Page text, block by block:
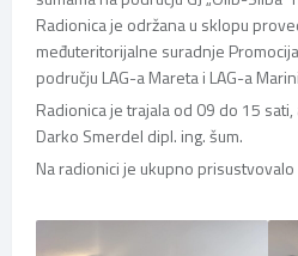
Radionica je održana u sklopu
međuteritorijalne suradnje
području LAG-a Mareta i LAG-a
Radionica je trajala od 09 do 15
Darko Smerdel dipl. ing. šum.
Na radionici je ukupno